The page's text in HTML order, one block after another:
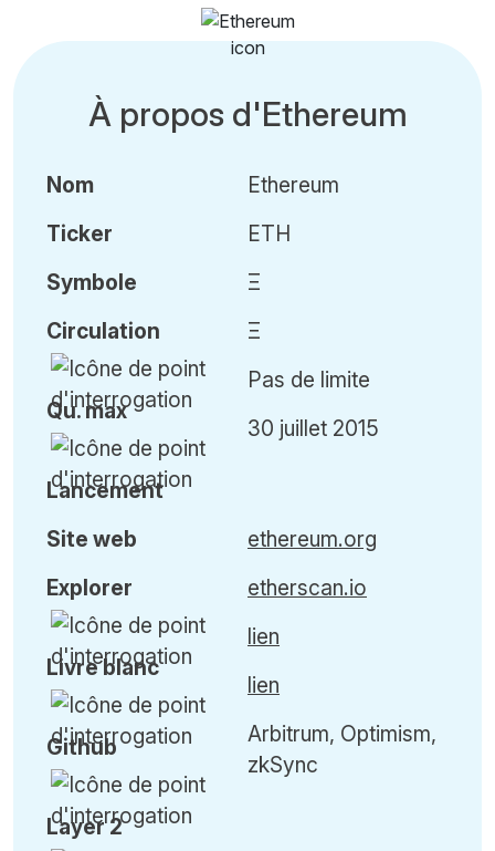
À propos d'Ethereum
Nom
Ticker
Symbole
Circulation
Qu.max
Lancement
Ethereum
ETH
Ξ
Ξ
Pas de limite
30 juillet 2015
Site web
Explorer
Livre blanc
Github
Layer 2
ethereum.org
etherscan.io
lien
lien
Arbitrum, Optimism,
zkSync